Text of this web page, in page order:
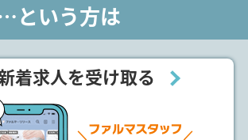
という方は
着求人を受け取る